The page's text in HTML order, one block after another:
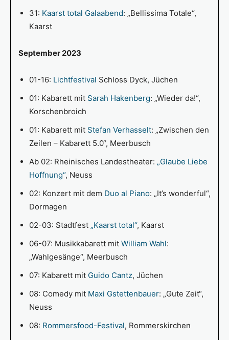
31: Kaarst total Galaabend: „Bellissima Totale“,
Kaarst
September 2023
01-16: Lichtfestival Schloss Dyck, Jüchen
01: Kabarett mit Sarah Hakenberg: „Wieder da!“,
Korschenbroich
01: Kabarett mit Stefan Verhasselt: „Zwischen den
Zeilen – Kabarett 5.0“, Meerbusch
Ab 02: Rheinisches Landestheater: „Glaube Liebe
Hoffnung“, Neuss
02: Konzert mit dem Duo al Piano: „It’s wonderful“,
Dormagen
02-03: Stadtfest „Kaarst total“, Kaarst
06-07: Musikkabarett mit William Wahl:
„Wahlgesänge“, Meerbusch
07: Kabarett mit Guido Cantz, Jüchen
08: Comedy mit Maxi Gstettenbauer: „Gute Zeit“,
Neuss
08: Rommersfood-Festival, Rommerskirchen